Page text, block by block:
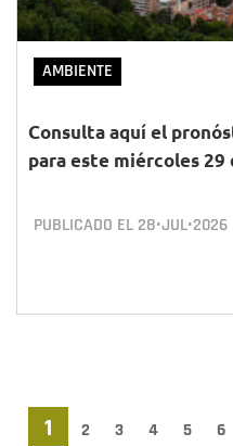
AMBIENTE
Consulta aquí el
para este miércoles 29
PUBLICADO EL 28•JUL•2026
Paginación
Página
1 Page
2 Page
3 Page
4 Page
5 6